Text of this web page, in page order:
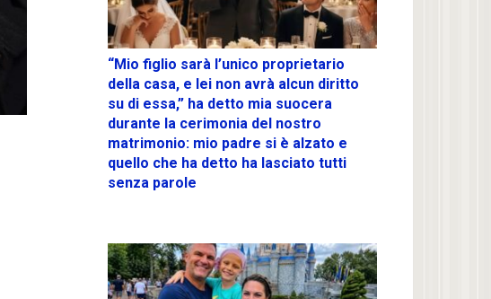
“Mio figlio sarà l’unico proprietario
della casa, e lei non avrà alcun diritto
su di essa,” ha detto mia suocera
durante la cerimonia del nostro
matrimonio: mio padre si è alzato e
quello che ha detto ha lasciato tutti
senza parole